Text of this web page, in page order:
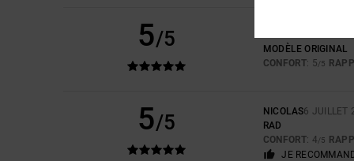
5/5
MODÈLE ORIGINAL
CONFORT: 5/5
5/5 NICOLAS6 JUILLET
RAD
CONFORT: 4/5
JE